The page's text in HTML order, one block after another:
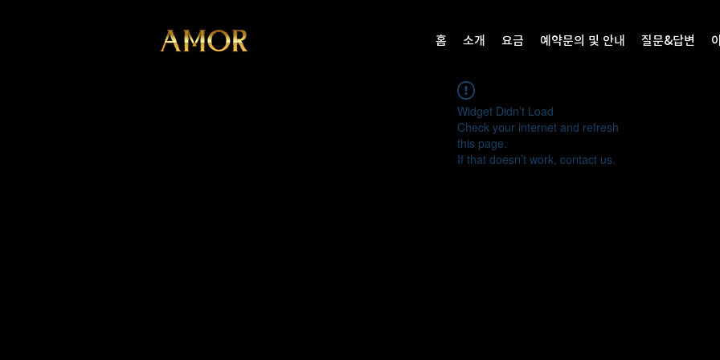
홈 소개 요금 예약문의 및 안내 질문&답변
Widget Didn’t Load
Check your internet and refresh
this page.
If that doesn’t work, contact us.